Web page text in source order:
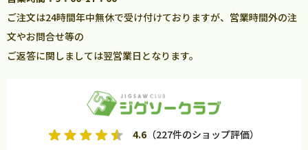
ご注文は24時間年中無休で受け付けておりますが、営業時間外の注
文やお問合せ等の
ご返答に関しましては翌営業日となります。
4.6 （227件のショップ評価）